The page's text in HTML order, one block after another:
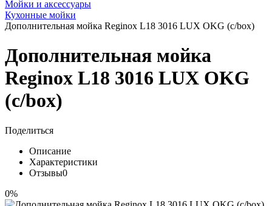
Мойки и аксессуары
Кухонные мойки
Дополнительная мойка Reginox L18 3016 LUX OKG (c/box)
Дополнительная мойка
Reginox L18 3016 LUX OKG
(c/box)
Поделиться
Описание
Характеристики
Отзывы0
0%